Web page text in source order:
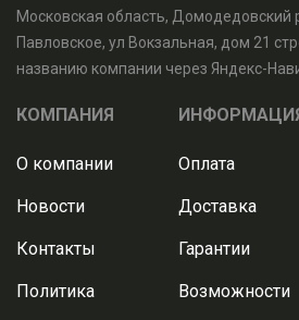
Московская область, Домодедовский
Павловское, ул Вокзальная, дом 21
названию компании через Яндекс-
КОМПАНИЯ
О компании
Новости
Контакты
Политика
Оплата
Доставка
Гарантии
Возможности